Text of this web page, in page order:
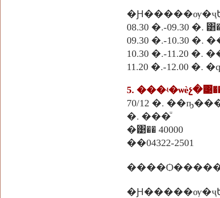
08.30 �.-09.30 �.
09.30 �.-10.30
10.30 �.-11.20 �.
11.20 �.-12.00 �.
5.
70/12 �.
�. ���ͧ
�͹�� 40000
��04322-2501